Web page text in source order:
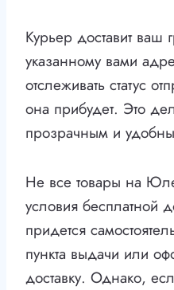
Курьер доставит ваш
указанному вами
отслеживать статус
она прибудет. Это
прозрачным и
Не все товары на
условия бесплатной
придется
пункта выдачи или
доставку. Однако,